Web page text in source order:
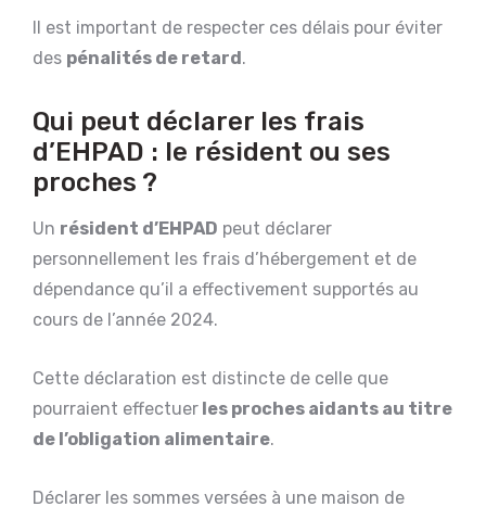
Il est important de respecter ces délais pour éviter
des pénalités de retard.
Qui peut déclarer les frais
d’EHPAD : le résident ou ses
proches ?
Un résident d’EHPAD peut déclarer
personnellement les frais d’hébergement et de
dépendance qu’il a effectivement supportés au
cours de l’année 2024.
Cette déclaration est distincte de celle que
pourraient effectuer les proches aidants au titre
de l’obligation alimentaire.
Déclarer les sommes versées à une maison de